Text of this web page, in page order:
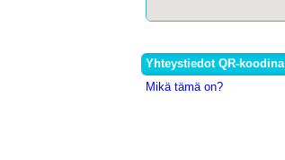
Yhteystiedot QR-koodina
Mikä tämä on?